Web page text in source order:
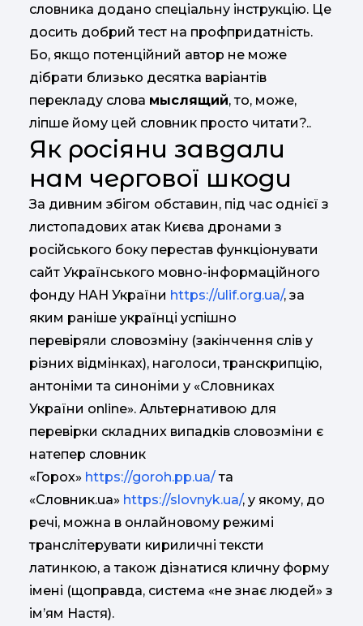
словника додано спеціальну інструкцію. Це
досить добрий тест на профпридатність.
Бо, якщо потенційний автор не може
дібрати близько десятка варіантів
перекладу слова мыслящий, то, може,
ліпше йому цей словник просто читати?..
Як росіяни завдали
нам чергової шкоди
За дивним збігом обставин, під час однієї з
листопадових атак Києва дронами з
російського боку перестав функціонувати
сайт Українського мовно-інформаційного
фонду НАН України https://ulif.org.ua/, за
яким раніше українці успішно
перевіряли словозміну (закінчення слів у
різних відмінках), наголоси, транскрипцію,
антоніми та синоніми у «Словниках
України online». Альтернативою для
перевірки складних випадків словозміни є
натепер словник
«Горох» https://goroh.pp.ua/та
«Словник.ua» https://slovnyk.ua/, у якому, до
речі, можна в онлайновому режимі
транслітерувати кириличні тексти
латинкою, а також дізнатися кличну форму
імені (щоправда, система «не знає людей» з
ім’ям Настя).